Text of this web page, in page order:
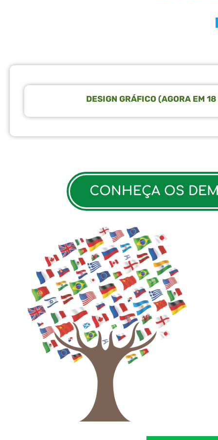
DESIGN GRÁFICO (AGORA EM
CONHEÇA OS